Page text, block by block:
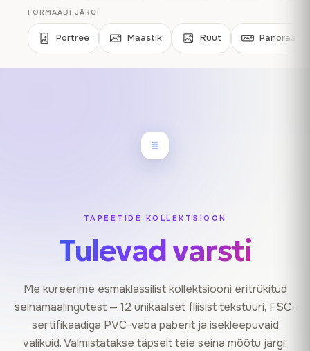
FORMAADI JÄRGI
Portree Maastik Ruut
TAPEETIDE KOLLEKTSIOON
Tulevad varsti
Me kureerime esmaklassilist kollektsiooni eritrükitud
seinamaalingutest — 12 unikaalset fliisist tekstuuri, FSC-
sertifikaadiga PVC-vaba paberit ja isekleepuvaid
valikuid. Valmistatakse täpselt teie seina mõõtu järgi,